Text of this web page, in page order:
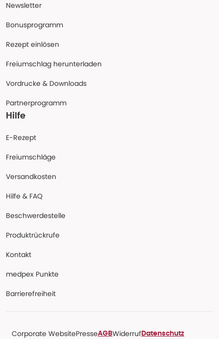
Newsletter
Bonusprogramm
Rezept einlösen
Freiumschlag herunterladen
Vordrucke & Downloads
Partnerprogramm
Hilfe
E-Rezept
Freiumschläge
Versandkosten
Hilfe & FAQ
Beschwerdestelle
Produktrückrufe
Kontakt
medpex Punkte
Barrierefreiheit
Corporate WebsitePresseAGBWiderruf Datenschutz